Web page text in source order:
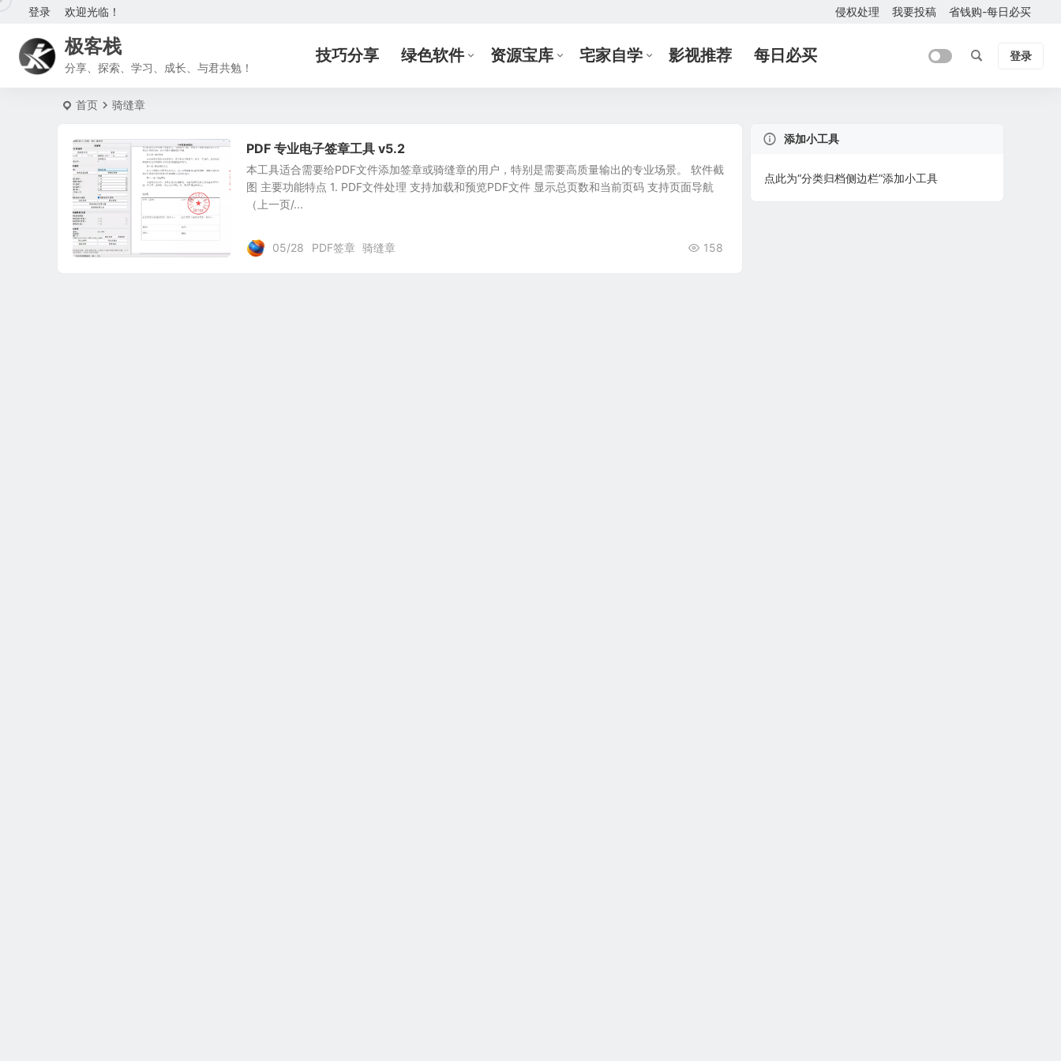
欢迎光临！
登录 侵权处理 我要投稿 省钱购-每日必买
极客栈
分享、探索、学习、成长、与君共勉！
技巧分享 绿色软件 资源宝库 宅家自学 影视推荐 每日必买 登录
首页 骑缝章
PDF 专业电子签章工具 v5.2
本工具适合需要给PDF文件添加签章或骑缝章的用户，特别是需要高质量输出的专业场景。 软件截
图 主要功能特点 1. PDF文件处理 支持加载和预览PDF文件 显示总页数和当前页码 支持页面导航
（上一页/...
05/28 158
PDF签章 骑缝章
添加小工具
点此为“分类归档侧边栏”添加小工具